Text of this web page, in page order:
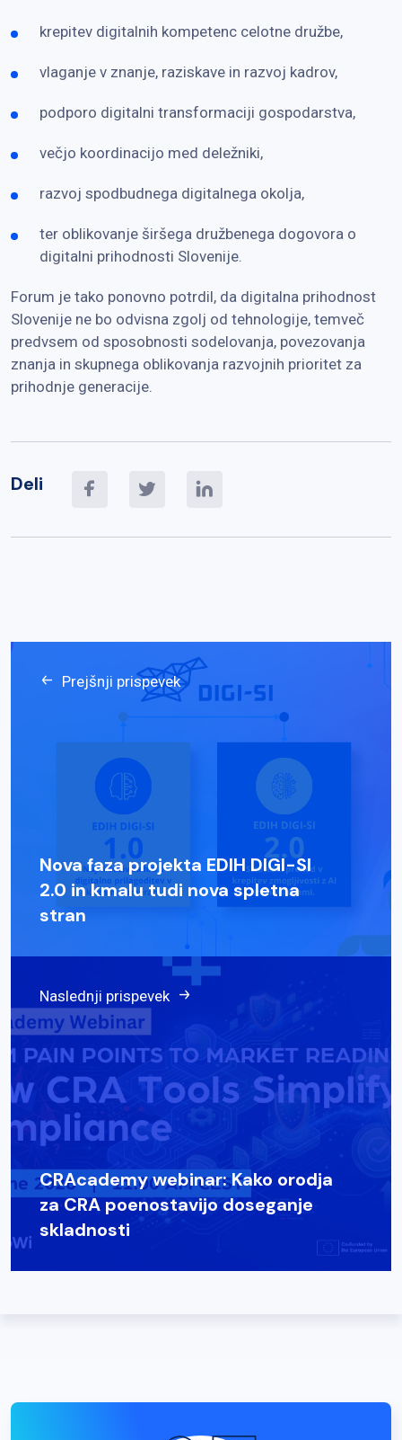
krepitev digitalnih kompetenc celotne družbe,
vlaganje v znanje, raziskave in razvoj kadrov,
podporo digitalni transformaciji gospodarstva,
večjo koordinacijo med deležniki,
razvoj spodbudnega digitalnega okolja,
ter oblikovanje širšega družbenega dogovora o
digitalni prihodnosti Slovenije.
Forum je tako ponovno potrdil, da digitalna prihodnost
Slovenije ne bo odvisna zgolj od tehnologije, temveč
predvsem od sposobnosti sodelovanja, povezovanja
znanja in skupnega oblikovanja razvojnih prioritet za
prihodnje generacije.
Deli
Prejšnji prispevek
Nova faza projekta EDIH DIGI-SI
2.0 in kmalu tudi nova spletna
stran
Naslednji prispevek
CRAcademy webinar: Kako orodja
za CRA poenostavijo doseganje
skladnosti